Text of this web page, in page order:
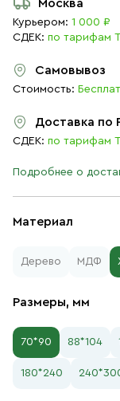
Материал
Дерево МДФ
Размеры, мм
70*90 88*104
180*240
Москва
Курьером: 1 000 ₽
СДЕК: по тарифам
Самовывоз
Стоимость:
Доставка по
СДЕК: по тарифам
Подробнее о